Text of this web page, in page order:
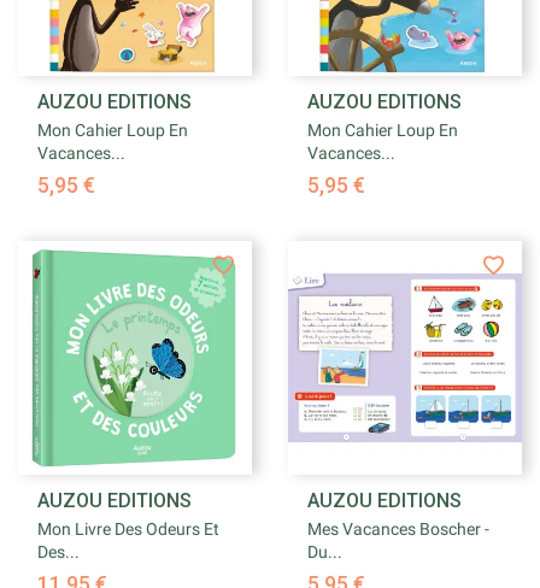
AUZOU EDITIONS
Mon Cahier Loup En
Vacances...
5,95 €
AUZOU EDITIONS
Mon Cahier Loup En
Vacances...
5,95 €
AUZOU EDITIONS
Mon Livre Des Odeurs Et
Des...
AUZOU EDITIONS
Mes Vacances Boscher -
Du...